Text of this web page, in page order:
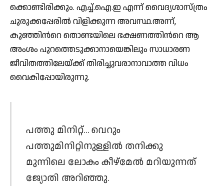
ക്കൊണ്ടിരിക്കും. എച്ച്.ഐ.ഇ എന്ന് വൈദ്യശാസ്ത്രം
ചുരുക്കപ്പേരില്‍ വിളിക്കുന്ന അവസ്ഥ.അന്ന്,
കുഞ്ഞിന്‍റെ തൊണ്ടയിലെ ഭക്ഷണത്തിന്‍റെ ആ
അംശം പുറത്തെടുക്കാനായെങ്കിലും സാധാരണ
ജീവിതത്തിലേയ്ക്ക് തിരിച്ചുവരാനാവാത്ത വിധം
വൈകിപ്പോയിരുന്നു.
പത്തു മിനിറ്റ്… വെറും
പത്തുമിനിറ്റിനുള്ളില്‍ തനിക്കു
മുന്നിലെ ലോകം കീഴ്മേല്‍ മറിയുന്നത്
ജ്യോതി അറിഞ്ഞു.